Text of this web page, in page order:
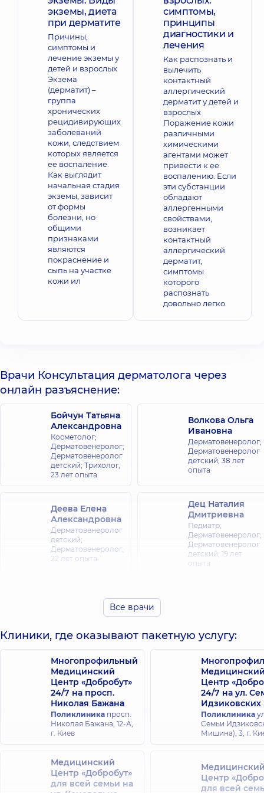
экземы, диета
при дерматите
Причины,
симптомы и
лечение экземы у
детей и взрослых
Экзема
(дерматит) –
группа
хронических
рецидивирующих
заболеваний
кожи, следствием
которых является
ее воспаление.
Как выглядит
начальная стадия
экземы, зависит
от формы
болезни, но
общими
признаками
являются
покраснение и
сыпь на участке
кожи ил
симптомы,
принципы
диагностики и
лечения
Как распознать и
вылечить
контактный
аллергический
дерматит у детей и
взрослых
Поражение кожи
различными
химическими
агентами может
привести к ее
воспалению. Если
эти субстанции
обладают
аллергенными
свойствами,
возникает
контактный
аллергический
дерматит,
симптомы
которого
распознать
довольно легко
Врачи Консультация дерматолога через
онлайн разъяснение:
Бойчун Татьяна
Александровна
Косметолог;
Дерматовенеролог;
Дерматовенеролог
детский; Трихолог,
23 лет опыта
Волкова Ольга
Ивановна
Дерматовенеролог;
Дерматовенеролог
детский, 38 лет
опыта
Деева Елена
Александровна
Дерматовенеролог
детский;
Дерматовенеролог,
22 лет опыта
Дец Наталия
Дмитриевна
Педиатр;
Дерматовенеролог;
Дерматовенеролог
детский, 19 лет
опыта
Дерматовенеролог
детский;
Дерматовенеролог,
16 лет опыта
Дерматовенеролог
детский;
хирург;
Косметолог;
Трихолог,18 лет
опыта
Кукушкина
Хирург-онколог;
Онкодерматология,
27 лет опыта
Селиванова
Татьяна
Анатольевна
детский;
Онкодерматология,
18 лет опыта
Все врачи
Клиники, где оказывают пакетную услугу:
Многопрофильный
Медицинский
Центр «Добробут»
24/7 на просп.
Николая Бажана
Поликлиника просп.
Николая Бажана, 12-А,
г. Киев
Центр
24/7 на ул.
Идзиковских
Поликлиника
Семьи
Мишина), 3, г.
Медицинский
Центр «Добробут»
для всей семьи на
Центр
для всей